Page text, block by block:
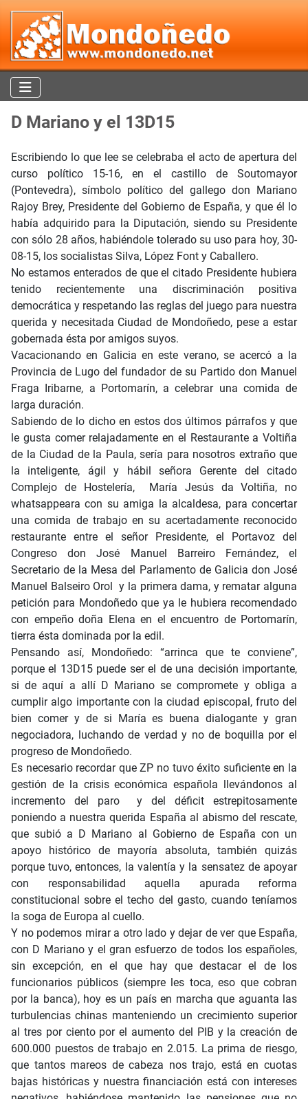
D Mariano y el 13D15
Escribiendo lo que lee se celebraba el acto de apertura del
curso político 15-16, en el castillo de Soutomayor
(Pontevedra), símbolo político del gallego don Mariano
Rajoy Brey, Presidente del Gobierno de España, y que él lo
había adquirido para la Diputación, siendo su Presidente
con sólo 28 años, habiéndole tolerado su uso para hoy, 30-
08-15, los socialistas Silva, López Font y Caballero.
No estamos enterados de que el citado Presidente hubiera
tenido recientemente una discriminación positiva
democrática y respetando las reglas del juego para nuestra
querida y necesitada Ciudad de Mondoñedo, pese a estar
gobernada ésta por amigos suyos.
Vacacionando en Galicia en este verano, se acercó a la
Provincia de Lugo del fundador de su Partido don Manuel
Fraga Iribarne, a Portomarín, a celebrar una comida de
larga duración.
Sabiendo de lo dicho en estos dos últimos párrafos y que
le gusta comer relajadamente en el Restaurante a Voltiña
de la Ciudad de la Paula, sería para nosotros extraño que
la inteligente, ágil y hábil señora Gerente del citado
Complejo de Hostelería, María Jesús da Voltiña, no
whatsappeara con su amiga la alcaldesa, para concertar
una comida de trabajo en su acertadamente reconocido
restaurante entre el señor Presidente, el Portavoz del
Congreso don José Manuel Barreiro Fernández, el
Secretario de la Mesa del Parlamento de Galicia don José
Manuel Balseiro Orol y la primera dama, y rematar alguna
petición para Mondoñedo que ya le hubiera recomendado
con empeño doña Elena en el encuentro de Portomarín,
tierra ésta dominada por la edil.
Pensando así, Mondoñedo: “arrinca que te conviene”,
porque el 13D15 puede ser el de una decisión importante,
si de aquí a allí D Mariano se compromete y obliga a
cumplir algo importante con la ciudad episcopal, fruto del
bien comer y de si María es buena dialogante y gran
negociadora, luchando de verdad y no de boquilla por el
progreso de Mondoñedo.
Es necesario recordar que ZP no tuvo éxito suficiente en la
gestión de la crisis económica española llevándonos al
incremento del paro y del déficit estrepitosamente
poniendo a nuestra querida España al abismo del rescate,
que subió a D Mariano al Gobierno de España con un
apoyo histórico de mayoría absoluta, también quizás
porque tuvo, entonces, la valentía y la sensatez de apoyar
con responsabilidad aquella apurada reforma
constitucional sobre el techo del gasto, cuando teníamos
la soga de Europa al cuello.
Y no podemos mirar a otro lado y dejar de ver que España,
con D Mariano y el gran esfuerzo de todos los españoles,
sin excepción, en el que hay que destacar el de los
funcionarios públicos (siempre les toca, eso que cobran
por la banca), hoy es un país en marcha que aguanta las
turbulencias chinas manteniendo un crecimiento superior
al tres por ciento por el aumento del PIB y la creación de
600.000 puestos de trabajo en 2.015. La prima de riesgo,
que tantos mareos de cabeza nos trajo, está en cuotas
bajas históricas y nuestra financiación está con intereses